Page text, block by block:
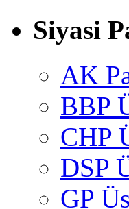
Siyasi
AK
BBP
CHP
DSP
GP